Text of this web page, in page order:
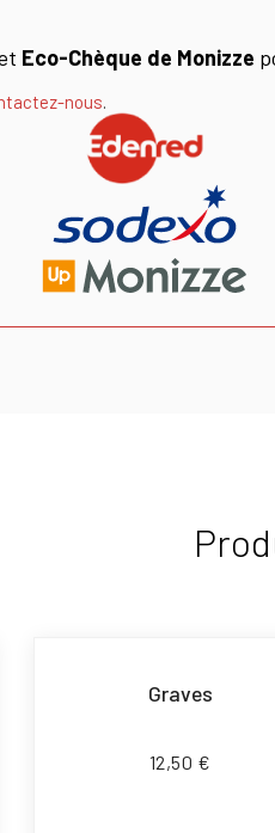
Eco-Chèque de Monizze
nous.
Graves
12,50 €